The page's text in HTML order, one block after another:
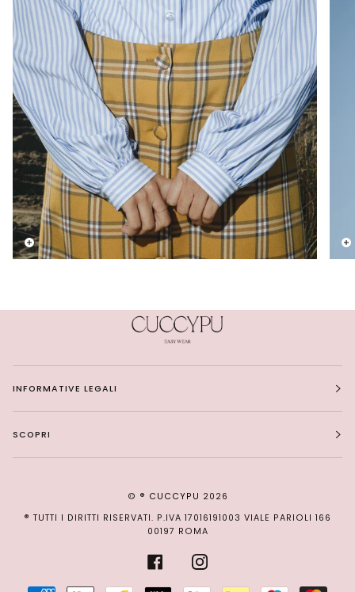
INFORMATIVE LEGALI
SCOPRI
© ® CUCCYPU 2026
® TUTTI I DIRITTI RISERVATI. P.IVA 17016191003 VIALE PARIOLI 166
00197 ROMA
FACEBOOKINSTAGRAM